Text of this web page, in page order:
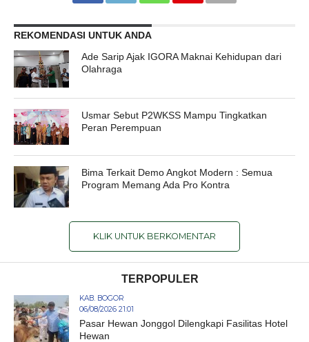
REKOMENDASI UNTUK ANDA
Ade Sarip Ajak IGORA Maknai Kehidupan dari
Olahraga
Usmar Sebut P2WKSS Mampu Tingkatkan
Peran Perempuan
Bima Terkait Demo Angkot Modern : Semua
Program Memang Ada Pro Kontra
KLIK UNTUK BERKOMENTAR
TERPOPULER
KAB. BOGOR
06/08/2026 21:01
Pasar Hewan Jonggol Dilengkapi Fasilitas Hotel
Hewan